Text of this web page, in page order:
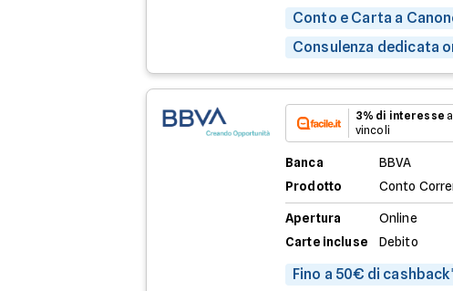
Conto e Carta a
Consulenza dedicata
3% di interesse
vincoli
Banca
BBVA
Prodotto
Conto
Apertura
Online
Carte incluse
Debito
Fino a 50€ di